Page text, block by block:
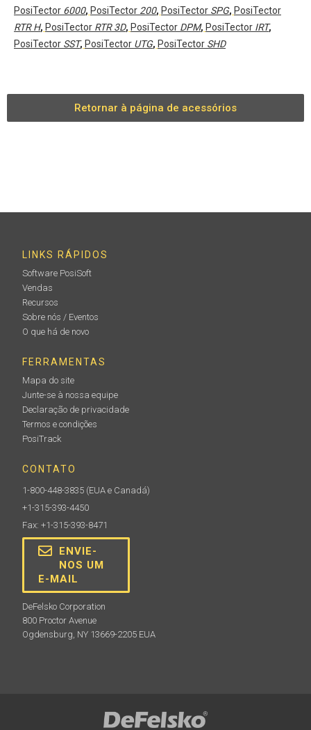
PosiTector 6000, PosiTector 200, PosiTector SPG, PosiTector
RTR H, PosiTector RTR 3D, PosiTector DPM, PosiTector IRT,
PosiTector SST, PosiTector UTG, PosiTector SHD
Retornar à página de acessórios
LINKS RÁPIDOS
Software PosiSoft
Vendas
Recursos
Sobre nós / Eventos
O que há de novo
FERRAMENTAS
Mapa do site
Junte-se à nossa equipe
Declaração de privacidade
Termos e condições
PosiTrack
CONTATO
1-800-448-3835 (EUA e Canadá)
+1-315-393-4450
Fax: +1-315-393-8471
ENVIE-
NOS UM
E-MAIL
DeFelsko Corporation
800 Proctor Avenue
Ogdensburg, NY 13669-2205 EUA